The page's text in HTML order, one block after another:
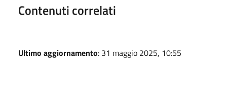
Contenuti correlati
Ultimo aggiornamento: 31 maggio 2025, 10:55